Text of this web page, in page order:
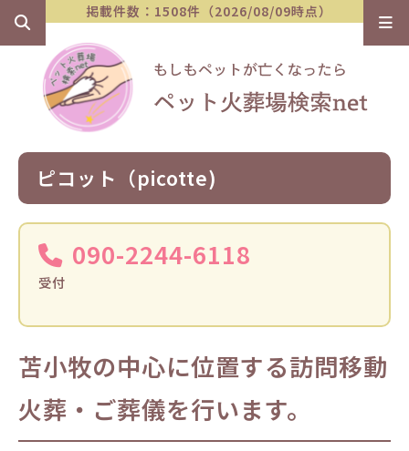
掲載件数：1508件（2026/08/09時点）
ピコット（picotte)
090-2244-6118
受付
苫小牧の中心に位置する訪問移動
火葬・ご葬儀を行います。